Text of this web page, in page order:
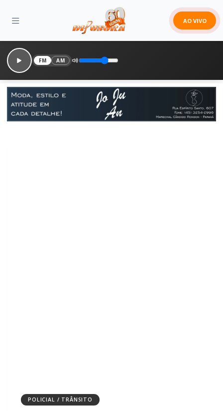
AO VIVO
FM AM
POLICIAL / TRÂNSITO